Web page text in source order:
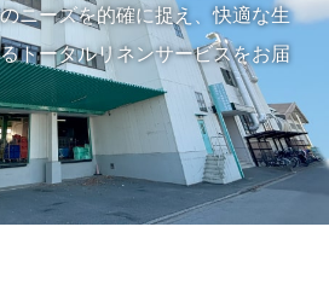
ニーズを的確に捉え、快適な生
トータルリネンサービスをお届